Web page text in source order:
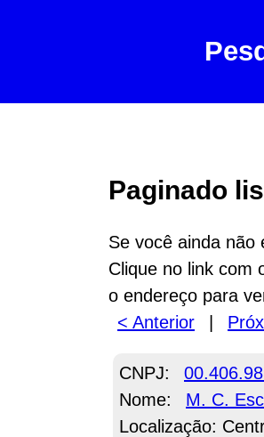
Paginado
Se você ainda não
Clique no link com
o endereço para
< Anterior
|
CNPJ:
Nome:
M. C.
Localização: